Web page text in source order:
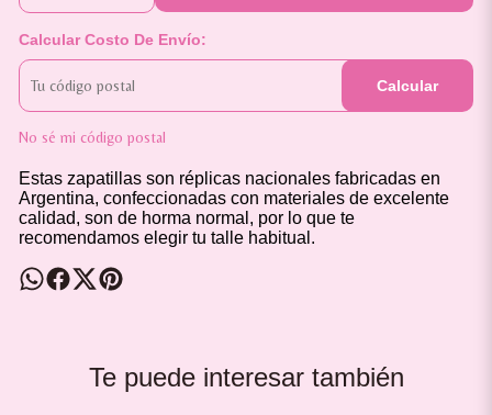
Calcular Costo De Envío:
Calcular
No sé mi código postal
Estas zapatillas son réplicas nacionales fabricadas en
Argentina, confeccionadas con materiales de excelente
calidad, son de horma normal, por lo que te
recomendamos elegir tu talle habitual.
Te puede interesar también